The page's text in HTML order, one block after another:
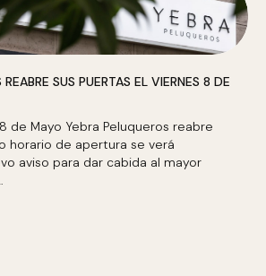
SUS PUERTAS EL VIERNES 8 DE
de Mayo Yebra Peluqueros reabre
horario de apertura se verá
aviso para dar cabida al mayor